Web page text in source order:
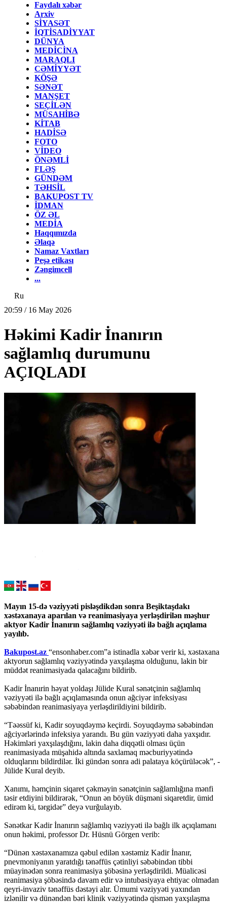
Faydalı xəbər
Arxiv
SİYASƏT
İQTİSADİYYAT
DÜNYA
MEDİCİNA
MARAQLI
CƏMİYYƏT
KÖŞƏ
SƏNƏT
MANŞET
SEÇİLƏN
MÜSAHİBƏ
KİTAB
HADİSƏ
FOTO
VİDEO
ÖNƏMLİ
FLƏŞ
GÜNDƏM
TƏHSİL
BAKUPOST TV
İDMAN
ÖZ ƏL
MEDİA
Haqqımızda
Əlaqə
Namaz Vaxtları
Peşə etikası
Zəngimcell
...
Ru
20:59 / 16 May 2026
Həkimi Kadir İnanırın
sağlamlıq durumunu
AÇIQLADI
Mayın 15-də vəziyyəti pisləşdikdən sonra Beşiktaşdakı
xəstəxanaya aparılan və reanimasiyaya yerləşdirilən məşhur
aktyor Kadir İnanırın sağlamlıq vəziyyəti ilə bağlı açıqlama
yayılıb.
Bakupost.az “ensonhaber.com”a istinadla xəbər verir ki, xəstəxana
aktyorun sağlamlıq vəziyyətində yaxşılaşma olduğunu, lakin bir
müddət reanimasiyada qalacağını bildirib.
Kadir İnanırin həyat yoldaşı Jülide Kural sənətçinin sağlamlıq
vəziyyəti ilə bağlı açıqlamasında onun ağciyər infeksiyası
səbəbindən reanimasiyaya yerləşdirildiyini bildirib.
“Təəssüf ki, Kadir soyuqdəymə keçirdi. Soyuqdəymə səbəbindən
ağciyərlərində infeksiya yarandı. Bu gün vəziyyəti daha yaxşıdır.
Həkimləri yaxşılaşdığını, lakin daha diqqətli olması üçün
reanimasiyada müşahidə altında saxlamaq məcburiyyətində
olduqlarını bildirdilər. İki gündən sonra adi palataya köçürüləcək”, -
Jülide Kural deyib.
Xanımı, həmçinin siqaret çəkməyin sənətçinin sağlamlığına mənfi
təsir etdiyini bildirərək, “Onun ən böyük düşməni siqaretdir, ümid
edirəm ki, tərgidər” deyə vurğulayıb.
Sənətkar Kadir İnanırın sağlamlıq vəziyyəti ilə bağlı ilk açıqlamanı
onun həkimi, professor Dr. Hüsnü Görgen verib:
“Dünən xəstəxanamıza qəbul edilən xəstəmiz Kadir İnanır,
pnevmoniyanın yaratdığı tənəffüs çətinliyi səbəbindən tibbi
müayinədən sonra reanimasiya şöbəsinə yerləşdirildi. Müalicəsi
reanimasiya şöbəsində davam edir və intubasiyaya ehtiyac olmadan
qeyri-invaziv tənəffüs dəstəyi alır. Ümumi vəziyyəti yaxından
izlənilir və dünəndən bəri klinik vəziyyətində qismən yaxşılaşma